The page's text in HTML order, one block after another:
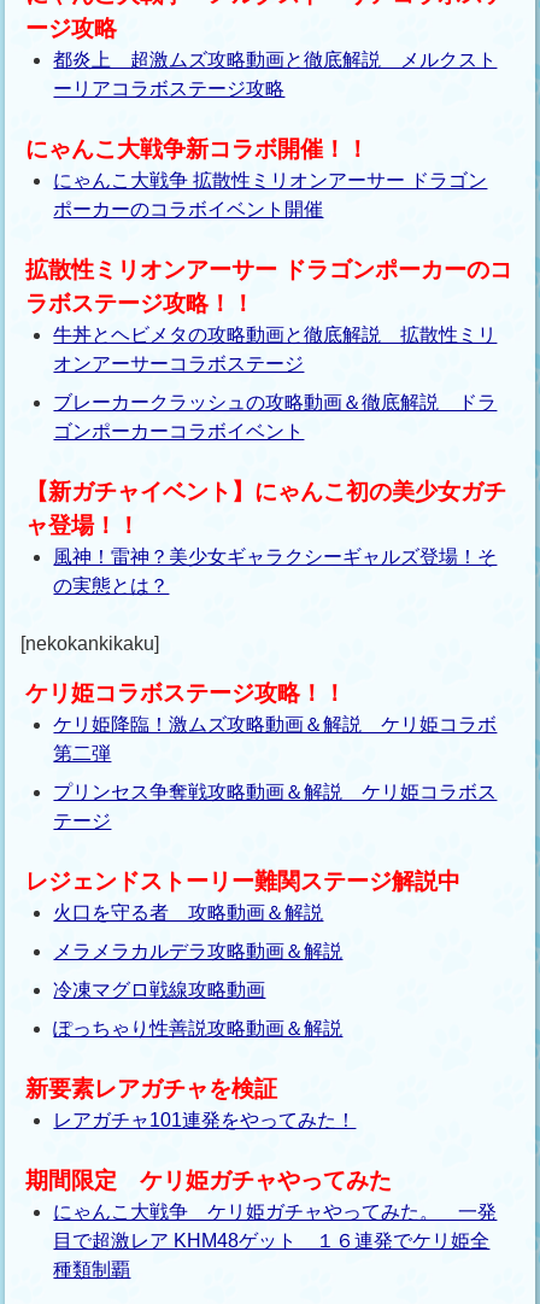
ージ攻略
都炎上 超激ムズ攻略動画と徹底解説 メルクスト
ーリアコラボステージ攻略
にゃんこ大戦争新コラボ開催！！
にゃんこ大戦争 拡散性ミリオンアーサー ドラゴン
ポーカーのコラボイベント開催
拡散性ミリオンアーサー ドラゴンポーカーのコ
ラボステージ攻略！！
牛丼とヘビメタの攻略動画と徹底解説 拡散性ミリ
オンアーサーコラボステージ
ブレーカークラッシュの攻略動画＆徹底解説 ドラ
ゴンポーカーコラボイベント
【新ガチャイベント】にゃんこ初の美少女ガチ
ャ登場！！
風神！雷神？美少女ギャラクシーギャルズ登場！そ
の実態とは？
[nekokankikaku]
ケリ姫コラボステージ攻略！！
ケリ姫降臨！激ムズ攻略動画＆解説 ケリ姫コラボ
第二弾
プリンセス争奪戦攻略動画＆解説 ケリ姫コラボス
テージ
レジェンドストーリー難関ステージ解説中
火口を守る者 攻略動画＆解説
メラメラカルデラ攻略動画＆解説
冷凍マグロ戦線攻略動画
ぽっちゃり性善説攻略動画＆解説
新要素レアガチャを検証
レアガチャ101連発をやってみた！
期間限定 ケリ姫ガチャやってみた
にゃんこ大戦争 ケリ姫ガチャやってみた。 一発
目で超激レア KHM48ゲット １６連発でケリ姫全
種類制覇